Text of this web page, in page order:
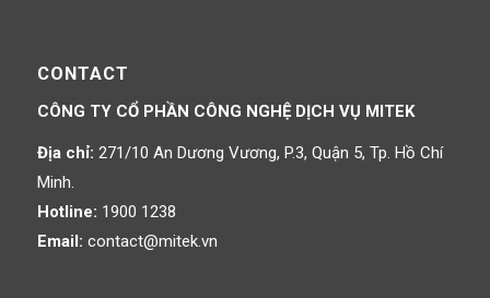
CONTACT
CÔNG TY CỔ PHẦN CÔNG NGHỆ DỊCH VỤ MITEK
Địa chỉ: 271/10 An Dương Vương, P.3, Quận 5, Tp. Hồ Chí
Minh.
Hotline: 1900 1238
Email: contact@mitek.vn